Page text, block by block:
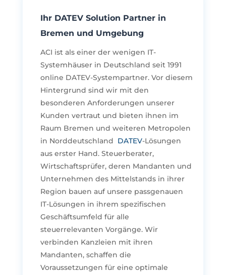
Ihr DATEV Solution Partner in
Bremen und Umgebung
ACI ist als einer der wenigen IT-
Systemhäuser in Deutschland seit 1991
online DATEV-Systempartner. Vor diesem
Hintergrund sind wir mit den
besonderen Anforderungen unserer
Kunden vertraut und bieten ihnen im
Raum Bremen und weiteren Metropolen
in Norddeutschland DATEV-Lösungen
aus erster Hand. Steuerberater,
Wirtschaftsprüfer, deren Mandanten und
Unternehmen des Mittelstands in ihrer
Region bauen auf unsere passgenauen
IT-Lösungen in ihrem spezifischen
Geschäftsumfeld für alle
steuerrelevanten Vorgänge. Wir
verbinden Kanzleien mit ihren
Mandanten, schaffen die
Voraussetzungen für eine optimale